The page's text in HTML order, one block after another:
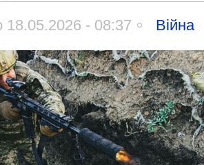
18.05.2026 - 08:37 Війна